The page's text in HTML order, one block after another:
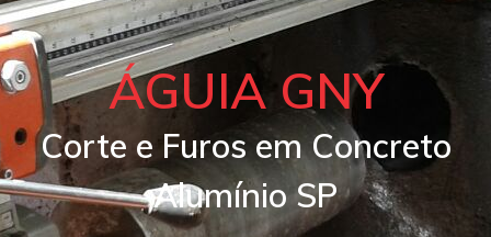
ÁGUIA GNY
Corte e Furos em Concreto
Alumínio SP